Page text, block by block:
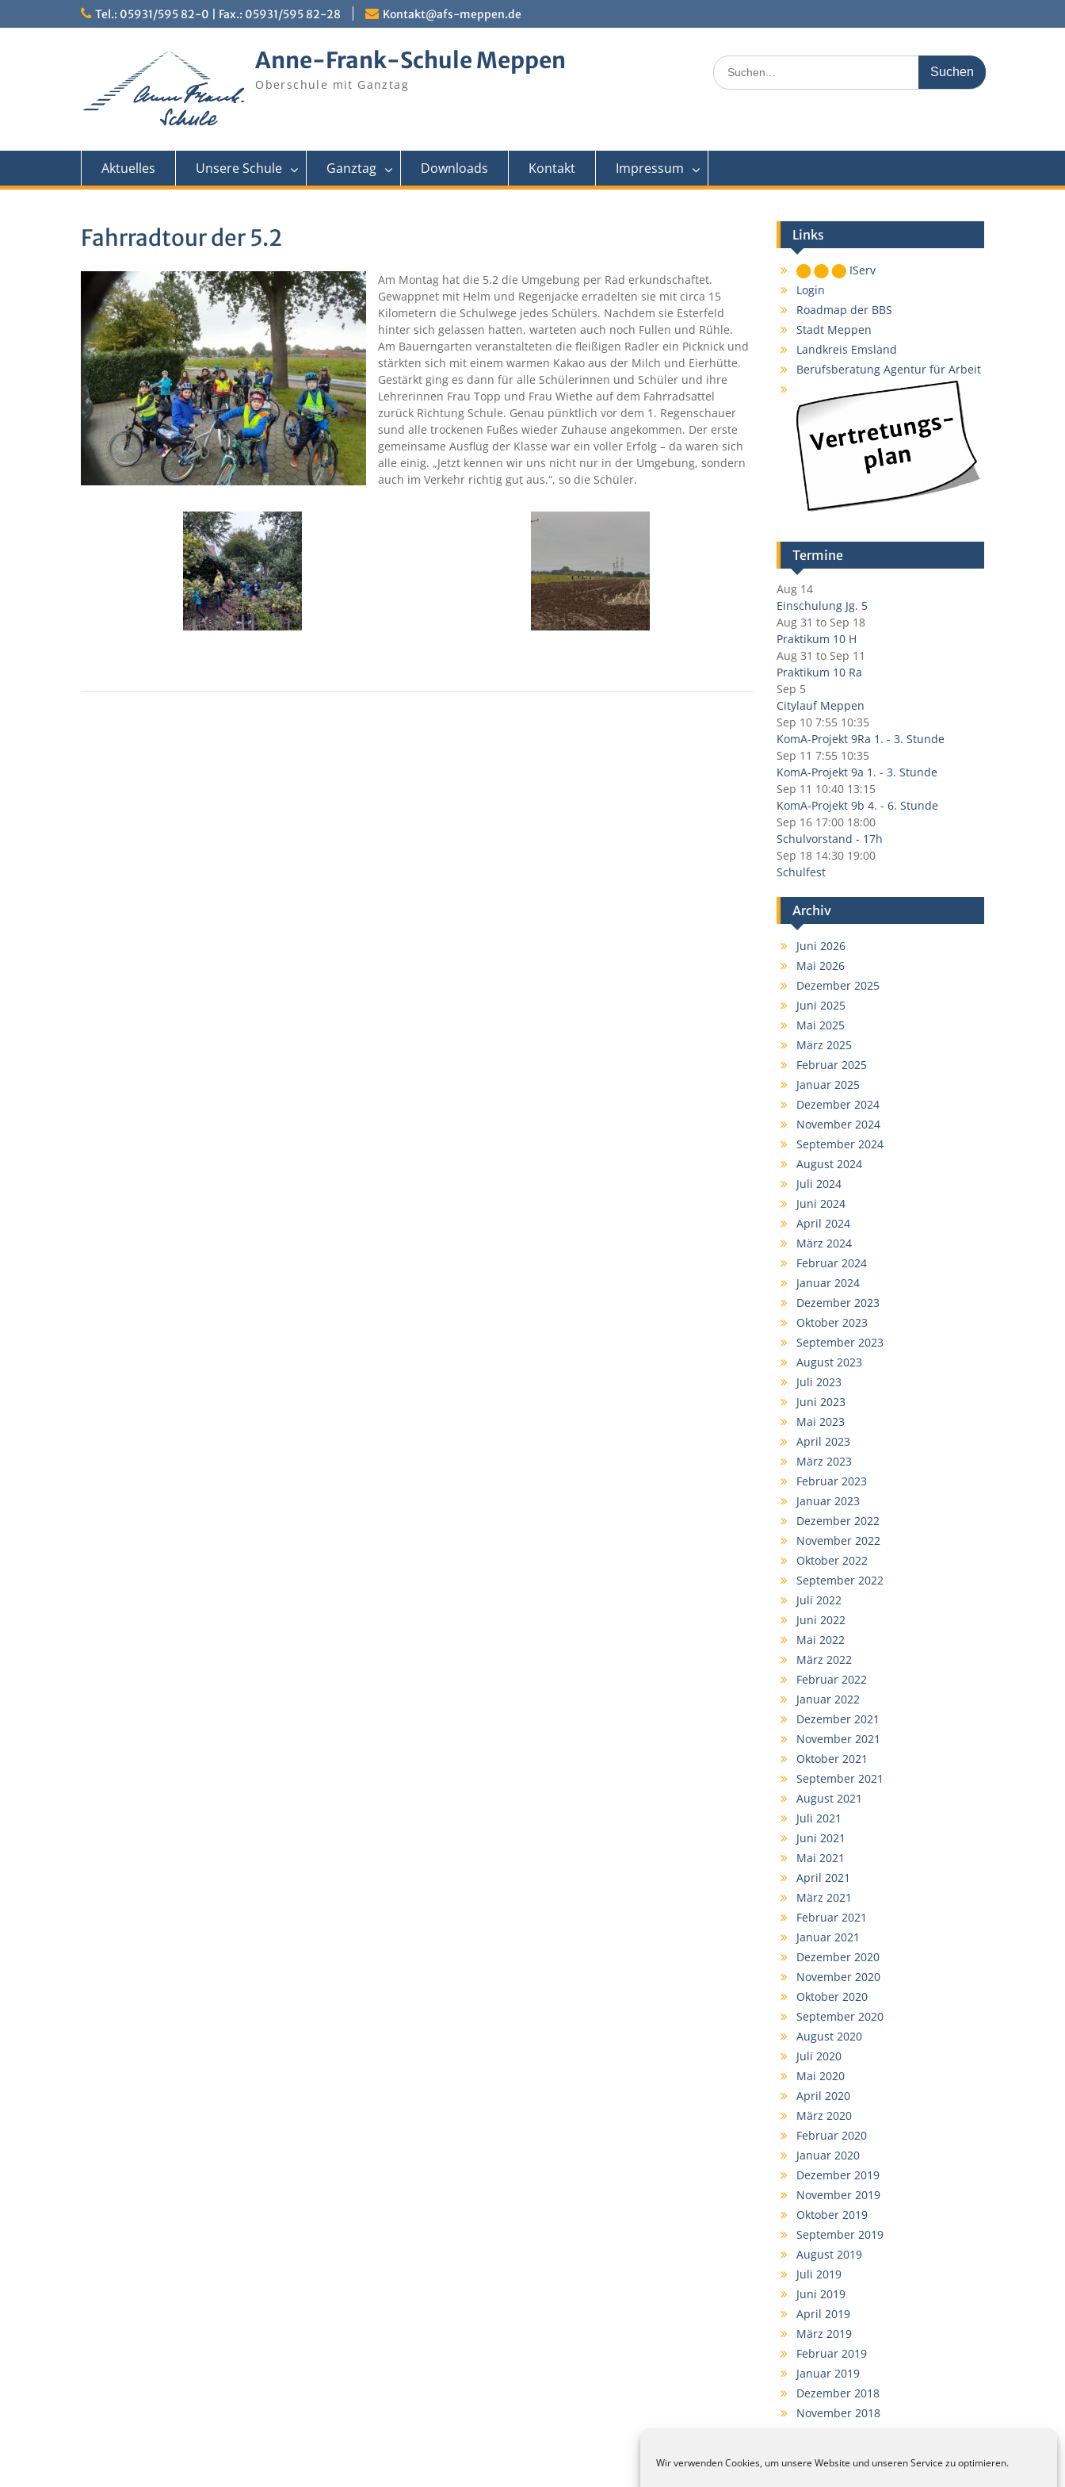
Wir verwenden Cookies, um unsere Website und unseren Service zu optimieren.
to
Tel.: 05931/595 82-0 | Fax.: 05931/595 82-28 Kontakt@afs-meppen.de
Anne-Frank-Schule Meppen
Oberschule mit Ganztag
Search
for:
Aktuelles Unsere Schule Ganztag Downloads Kontakt Impressum
Fahrradtour der 5.2
Am Montag hat die 5.2 die Umgebung per Rad erkundschaftet.
Gewappnet mit Helm und Regenjacke erradelten sie mit circa 15
Kilometern die Schulwege jedes Schülers. Nachdem sie Esterfeld
hinter sich gelassen hatten, warteten auch noch Fullen und Rühle.
Am Bauerngarten veranstalteten die fleißigen Radler ein Picknick und
stärkten sich mit einem warmen Kakao aus der Milch und Eierhütte.
Gestärkt ging es dann für alle Schülerinnen und Schüler und ihre
Lehrerinnen Frau Topp und Frau Wiethe auf dem Fahrradsattel
zurück Richtung Schule. Genau pünktlich vor dem 1. Regenschauer
sund alle trockenen Fußes wieder Zuhause angekommen. Der erste
gemeinsame Ausflug der Klasse war ein voller Erfolg – da waren sich
alle einig. „Jetzt kennen wir uns nicht nur in der Umgebung, sondern
auch im Verkehr richtig gut aus.“, so die Schüler.
Links
IServ
Login
Roadmap der BBS
Stadt Meppen
Landkreis Emsland
Berufsberatung Agentur für Arbeit
Termine
Aug 14
Einschulung Jg. 5
Aug 31 to Sep 18
Praktikum 10 H
Aug 31 to Sep 11
Praktikum 10 Ra
Sep 5
Citylauf Meppen
Sep 107:55 10:35
KomA-Projekt 9Ra 1. - 3. Stunde
Sep 11 7:55 10:35
KomA-Projekt 9a 1. - 3. Stunde
Sep 11 10:40 13:15
KomA-Projekt 9b 4. - 6. Stunde
Sep 1617:00 18:00
Schulvorstand - 17h
Sep 1814:30 19:00
Schulfest
Archiv
Juni 2026
Mai 2026
Dezember 2025
Juni 2025
Mai 2025
März 2025
Februar 2025
Januar 2025
Dezember 2024
November 2024
September 2024
August 2024
Juli 2024
Juni 2024
April 2024
März 2024
Februar 2024
Januar 2024
Dezember 2023
Oktober 2023
September 2023
August 2023
Juli 2023
Juni 2023
Mai 2023
April 2023
März 2023
Februar 2023
Januar 2023
Dezember 2022
November 2022
Oktober 2022
September 2022
Juli 2022
Juni 2022
Mai 2022
März 2022
Februar 2022
Januar 2022
Dezember 2021
November 2021
Oktober 2021
September 2021
August 2021
Juli 2021
Juni 2021
Mai 2021
April 2021
März 2021
Februar 2021
Januar 2021
Dezember 2020
November 2020
Oktober 2020
September 2020
August 2020
Juli 2020
Mai 2020
April 2020
März 2020
Februar 2020
Januar 2020
Dezember 2019
November 2019
Oktober 2019
September 2019
August 2019
Juli 2019
Juni 2019
April 2019
März 2019
Februar 2019
Januar 2019
Dezember 2018
November 2018